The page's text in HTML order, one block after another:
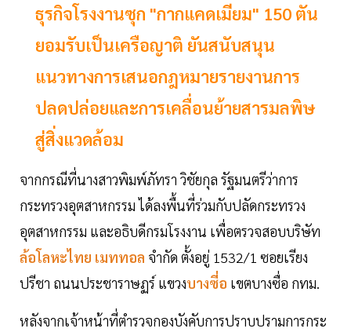
ธุรกิจโรงงานซุก "กากแคดเมียม" 150 ตัน
ยอมรับเป็นเครือญาติ ยันสนับสนุน
แนวทางการเสนอกฎหมายรายงานการ
ปลดปล่อยและการเคลื่อนย้ายสารมลพิษ
สู่สิ่งแวดล้อม
จากกรณีที่นางสาวพิมพ์ภัทรา วิชัยกุล รัฐมนตรีว่าการ
กระทรวงอุตสาหกรรม ได้ลงพื้นที่ร่วมกับปลัดกระทรวง
อุตสาหกรรม และอธิบดีกรมโรงงาน เพื่อตรวจสอบบริษัท
ล้อโลหะไทย เมททอล จำกัด ตั้งอยู่ 1532/1 ซอยเรียง
ปรีชา ถนนประชาราษฏร์ แขวงบางซี่อ เขตบางซื่อ กทม.
หลังจากเจ้าหน้าที่ตำรวจกองบังคับการปราบปรามการกระ